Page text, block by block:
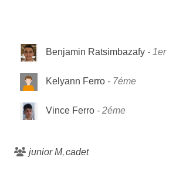
Benjamin Ratsimbazafy 1er
Kelyann Ferro 7éme
Vince Ferro 2éme
junior M cadet